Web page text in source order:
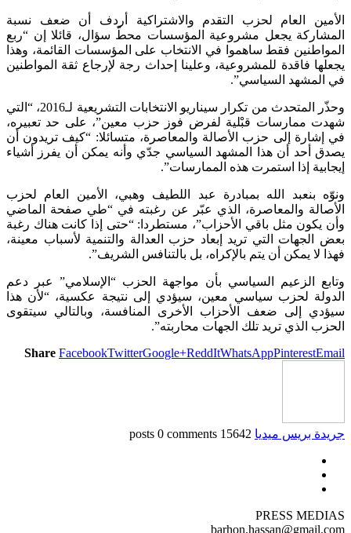
الأمين العام لحزب التقدم والاشتراكية أردف أن ضعف نسبة
المشاركة يجعل مشروعية المؤسسات محطّ سؤال، قائلا إن “ربع
المواطنين فقط ساهموا في الانتخاب على المؤسسات القائمة، وهذا
يجعلها فاقدة للمشروعية، وعلينا إحداث رجة لإرجاع ثقة المواطنين
في المشهد السياسي”.
وحذّر المتحدث من تكرار سيناريو الانتخابات التشريعية لـ2016، “التي
شهدت ممارسات قبْلية لفرض فوز حزب معين”، على حد تعبيره،
في إشارة إلى حزب الأصالة والمعاصرة، متسائلا: “كيف تريدون أن
يصدق أحد أن هذا المشهد السياسي جدّي وأنه يمكن أن يفرز أشياء
إيجابية إذا استمرت هذه الممارسات”.
ونوّه بنعبد الله بمبادرة عبد اللطيف وهبي، الأمين العام لحزب
الأصالة والمعاصرة، الذي عبّر عن رغبته في “طي صفحة الماضي
وأن يكون مثل باقي الأحزاب”، مستطردا: “حتى إذا كانت هناك رغبة
بعض الجهات التي تريد إبعاد حزب العدالة والتنمية لأسباب معينة،
فهذا لا يمكن أن يتم بالإكراه، بل بالتنافس الشريف”.
وتابع الزعيم السياسي بأن مواجهة الحزب “الإسلامي” عبر دعم
الدولة لحزب سياسي معين، سيؤدي إلى نتيجة عكسية، “لأن هذا
سيؤدي إلى ضعف الأحزاب الأخرى المنافسة، وبالتالي سيتقوى
الحزب الذي تريد تلك الجهات محاربته”.
Share FacebookTwitterGoogle+ReddItWhatsAppPinterestEmail
جريدة بريس ميديا 15642 posts
0 comments
PRESS MEDIAS
barhon.hassan@gmail.com